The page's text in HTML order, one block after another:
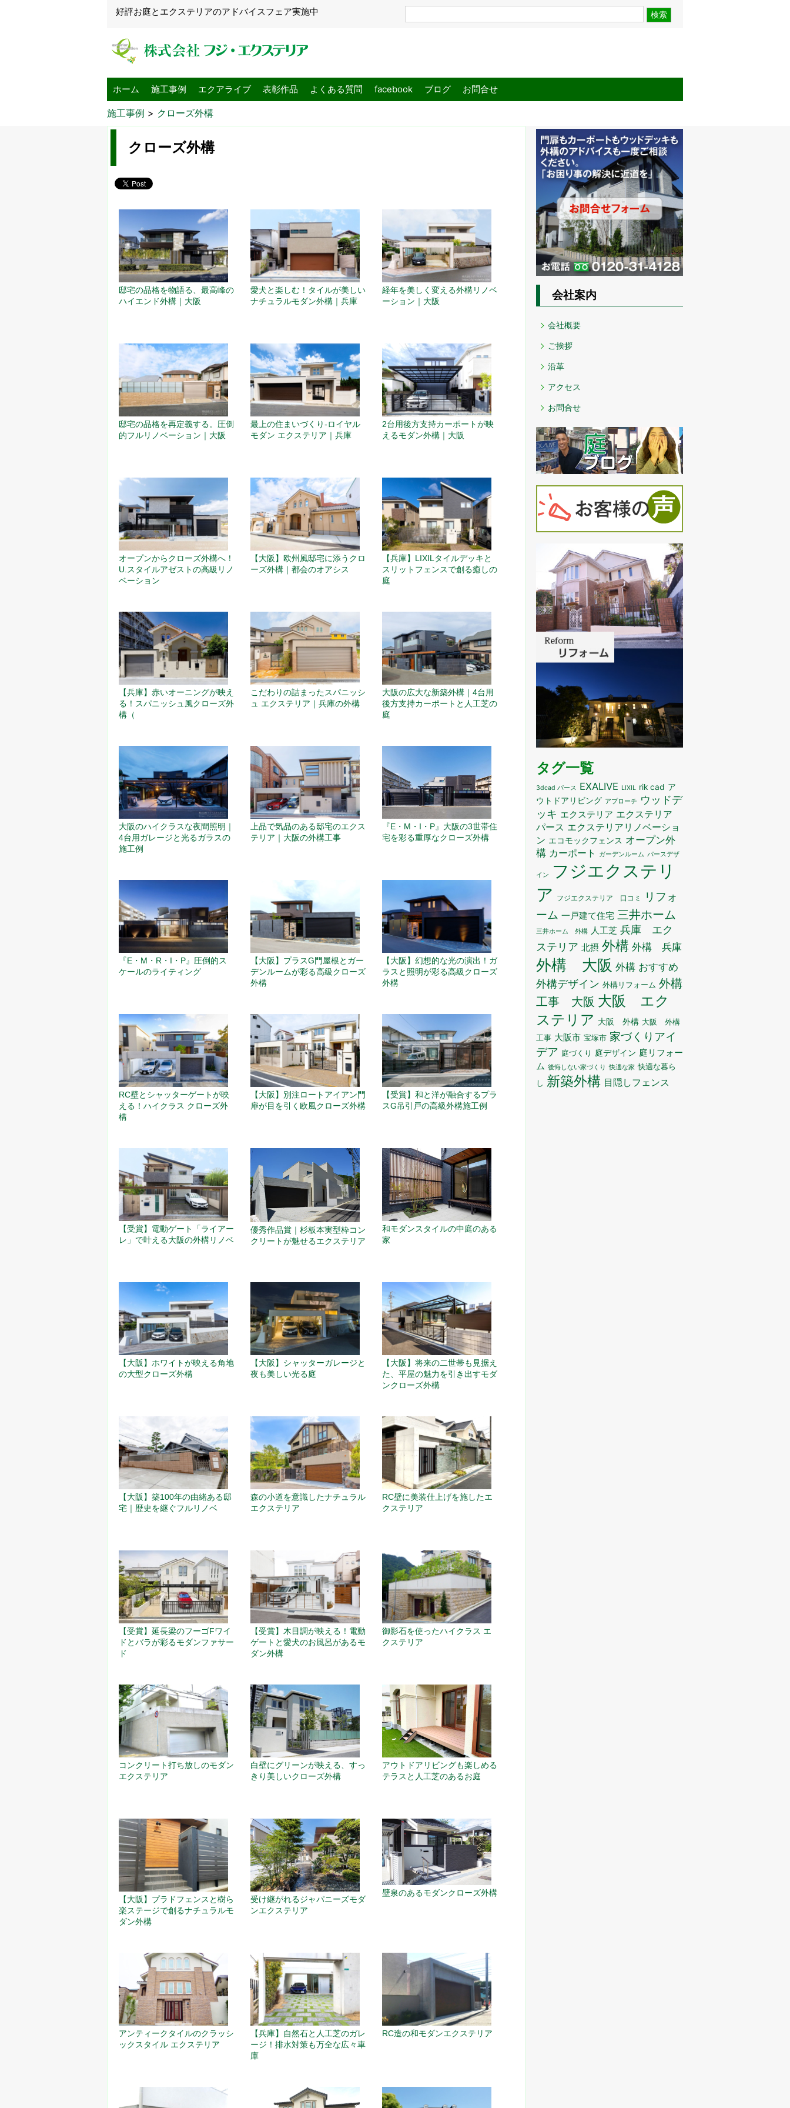
好評お庭とエクステリアのアドバイスフェア実施中
ホーム 施工事例 エクアライブ 表彰作品 よくある質問 facebook ブログ お問合せ
施工事例 > クローズ外構
クローズ外構
邸宅の品格を物語る、最高峰の
ハイエンド外構｜大阪
愛犬と楽しむ！タイルが美しい
ナチュラルモダン外構｜兵庫
経年を美しく変える外構リノベ
ーション｜大阪
邸宅の品格を再定義する。圧倒
的フルリノベーション｜大阪
最上の住まいづくり-ロイヤル
モダン エクステリア｜兵庫
2台用後方支持カーポートが映
えるモダン外構｜大阪
オープンからクローズ外構へ！
U.スタイルアゼストの高級リノ
ベーション
【大阪】欧州風邸宅に添うクロ
ーズ外構｜都会のオアシス
【兵庫】LIXILタイルデッキと
スリットフェンスで創る癒しの
庭
【兵庫】赤いオーニングが映え
る！スパニッシュ風クローズ外
構（
こだわりの詰まったスパニッシ
ュ エクステリア｜兵庫の外構
大阪の広大な新築外構｜4台用
後方支持カーポートと人工芝の
庭
大阪のハイクラスな夜間照明｜
4台用ガレージと光るガラスの
施工例
上品で気品のある邸宅のエクス
テリア｜大阪の外構工事
『E・M・I・P』大阪の3世帯住
宅を彩る重厚なクローズ外構
『E・M・R・I・P』圧倒的ス
ケールのライティング
【大阪】プラスG門屋根とガー
デンルームが彩る高級クローズ
外構
【大阪】幻想的な光の演出！ガ
ラスと照明が彩る高級クローズ
外構
RC壁とシャッターゲートが映
える！ハイクラス クローズ外
構
【大阪】別注ロートアイアン門
扉が目を引く欧風クローズ外構
【受賞】和と洋が融合するプラ
スG吊引戸の高級外構施工例
【受賞】電動ゲート「ライアー
レ」で叶える大阪の外構リノベ
優秀作品賞｜杉板本実型枠コン
クリートが魅せるエクステリア
和モダンスタイルの中庭のある
家
【大阪】ホワイトが映える角地
の大型クローズ外構
【大阪】シャッターガレージと
夜も美しい光る庭
【大阪】将来の二世帯も見据え
た、平屋の魅力を引き出すモダ
ンクローズ外構
【大阪】築100年の由緒ある邸
宅｜歴史を継ぐフルリノベ
森の小道を意識したナチュラル
エクステリア
RC壁に美装仕上げを施したエ
クステリア
【受賞】延長梁のフーゴFワイ
ドとバラが彩るモダンファサー
ド
【受賞】木目調が映える！電動
ゲートと愛犬のお風呂があるモ
ダン外構
御影石を使ったハイクラス エ
クステリア
コンクリート打ち放しのモダン
エクステリア
白壁にグリーンが映える、すっ
きり美しいクローズ外構
アウトドアリビングも楽しめる
テラスと人工芝のあるお庭
【大阪】プラドフェンスと樹ら
楽ステージで創るナチュラルモ
ダン外構
受け継がれるジャパニーズモダ
ンエクステリア
壁泉のあるモダンクローズ外構
アンティークタイルのクラッシ
ックスタイル エクステリア
【兵庫】自然石と人工芝のガレ
ージ！排水対策も万全な広々車
庫
RC造の和モダンエクステリア
会社案内
会社概要
ご挨拶
沿革
アクセス
お問合せ
タグ一覧
3dcad パース EXALIVE LIXIL rik cad ア
ウトドアリビング アプローチ
ウッドデ
ッキ エクステリア エクステリア
パース エクステリアリノベーショ
ン エコモックフェンス オープン外
構 カーポート ガーデンルーム パースデザ
イン
フジエクステリ
ア フジエクステリア 口コミ
リフォ
ーム 一戸建て住宅 三井ホーム
三井ホーム 外構 人工芝 兵庫 エク
ステリア 北摂 外構 外構 兵庫
外構 大阪 外構 おすすめ
外構デザイン 外構リフォーム 外構
工事 大阪 大阪 エク
ステリア 大阪 外構 大阪 外構
工事 大阪市 宝塚市 家づくりアイ
デア 庭づくり 庭デザイン 庭リフォー
ム 後悔しない家づくり 快適な家 快適な暮ら
し 新築外構 目隠しフェンス